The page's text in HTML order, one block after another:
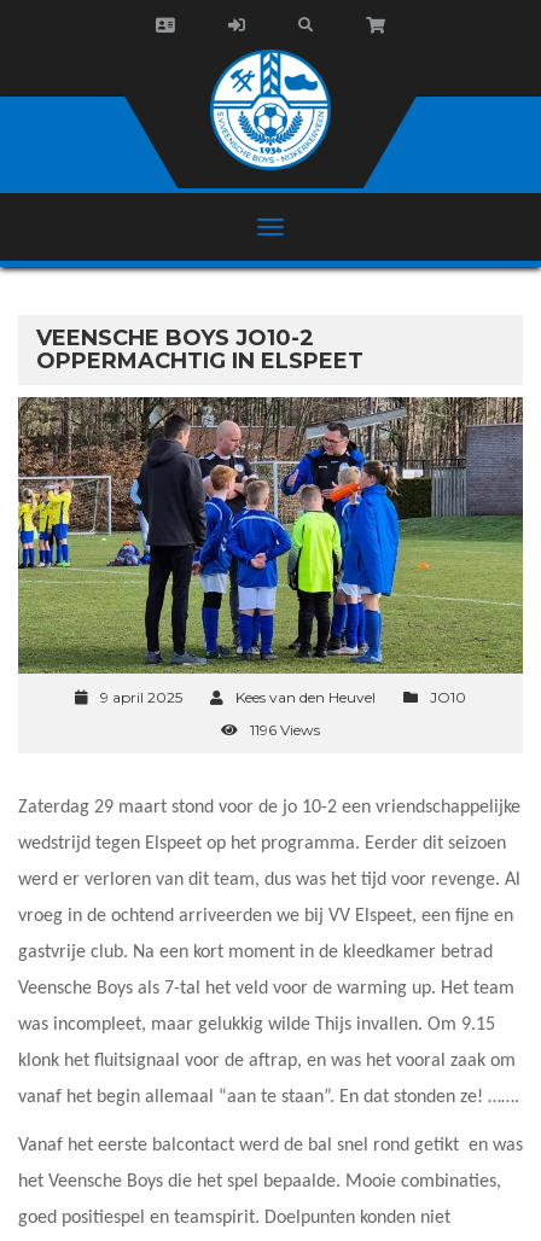
VEENSCHE BOYS JO10-2
OPPERMACHTIG IN ELSPEET
9 april 2025 Kees van den Heuvel
JO10
1196 Views
Zaterdag 29 maart stond voor de jo 10-2 een vriendschappelijke
wedstrijd tegen Elspeet op het programma. Eerder dit seizoen
werd er verloren van dit team, dus was het tijd voor revenge. Al
vroeg in de ochtend arriveerden we bij VV Elspeet, een fijne en
gastvrije club. Na een kort moment in de kleedkamer betrad
Veensche Boys als 7-tal het veld voor de warming up. Het team
was incompleet, maar gelukkig wilde Thijs invallen. Om 9.15
klonk het fluitsignaal voor de aftrap, en was het vooral zaak om
vanaf het begin allemaal “aan te staan”. En dat stonden ze! …….
Vanaf het eerste balcontact werd de bal snel rond getikt en was
het Veensche Boys die het spel bepaalde. Mooie combinaties,
goed positiespel en teamspirit. Doelpunten konden niet